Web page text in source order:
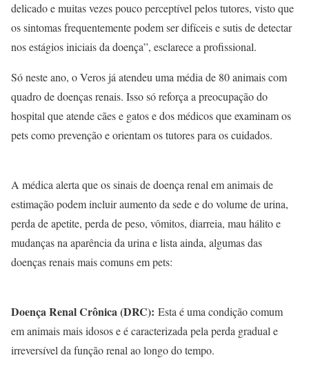
delicado e muitas vezes pouco perceptível pelos tutores, visto que
os sintomas frequentemente podem ser difíceis e sutis de detectar
nos estágios iniciais da doença”, esclarece a profissional.
Só neste ano, o Veros já atendeu uma média de 80 animais com
quadro de doenças renais. Isso só reforça a preocupação do
hospital que atende cães e gatos e dos médicos que examinam os
pets como prevenção e orientam os tutores para os cuidados.
A médica alerta que os sinais de doença renal em animais de
estimação podem incluir aumento da sede e do volume de urina,
perda de apetite, perda de peso, vômitos, diarreia, mau hálito e
mudanças na aparência da urina e lista ainda, algumas das
doenças renais mais comuns em pets:
Doença Renal Crônica (DRC): Esta é uma condição comum
em animais mais idosos e é caracterizada pela perda gradual e
irreversível da função renal ao longo do tempo.